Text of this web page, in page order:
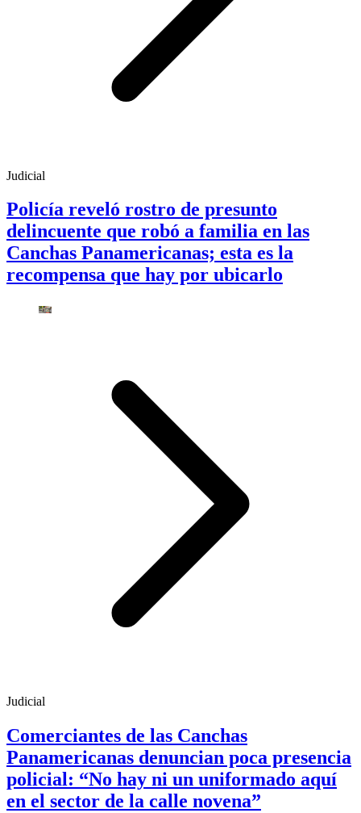
Judicial
Policía reveló rostro de presunto
delincuente que robó a familia en las
Canchas Panamericanas; esta es la
recompensa que hay por ubicarlo
Judicial
Comerciantes de las Canchas
Panamericanas denuncian poca presencia
policial: “No hay ni un uniformado aquí
en el sector de la calle novena”